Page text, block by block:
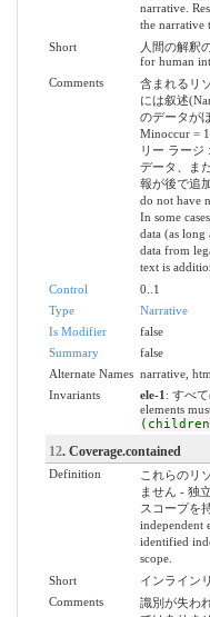
narrative.
the narrative
Short
人間の解釈
for human
Comments
含まれるリ
には叙述
のデータが
Minoccur =
リー ラージ
データ、ま
報が後で追
do not have
In some
data (as long
data from
text is
Control
0..1
Type
Narrative
Is Modifier
false
Summary
false
Alternate Names narrative,
Invariants
ele-1 : すべ
elements
12. Coverage.contained
Definition
これらのリ
ません - 独
スコープを
independent
identified
scope.
Short
インライン
Comments
識別が失わ